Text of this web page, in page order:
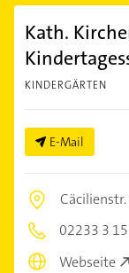
Kath.
KINDERGÄRTEN
E-Mail
Cäcilienstr.
02233 3
Webseite